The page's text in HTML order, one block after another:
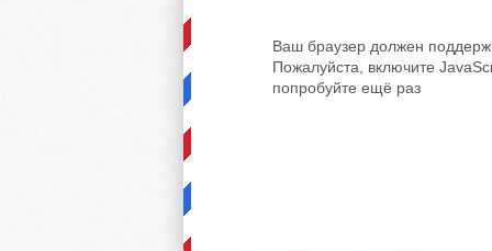
Ваш браузер должен
Пожалуйста, включите
попробуйте ещё раз